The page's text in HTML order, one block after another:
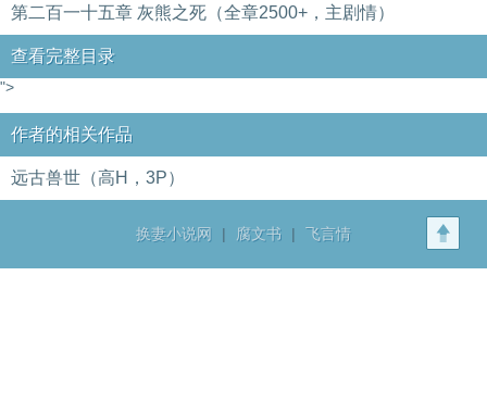
第二百一十五章 灰熊之死（全章2500+，主剧情）
查看完整目录
">
作者的相关作品
远古兽世（高H，3P）
换妻小说网 | 腐文书 | 飞言情